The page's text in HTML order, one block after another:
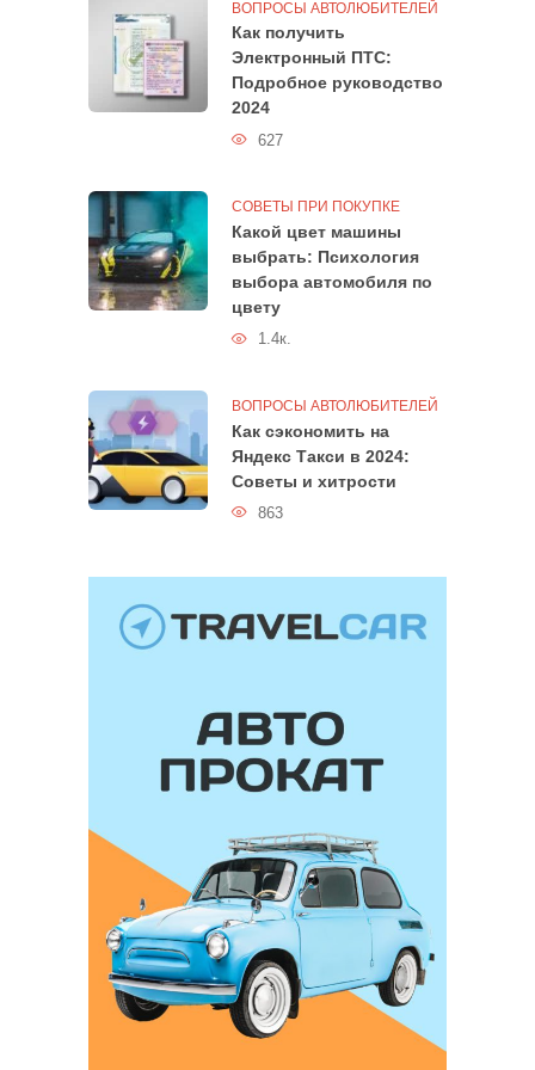
ВОПРОСЫ АВТОЛЮБИТЕЛЕЙ
Как получить
Электронный ПТС:
Подробное руководство
2024
627
СОВЕТЫ ПРИ ПОКУПКЕ
Какой цвет машины
выбрать: Психология
выбора автомобиля по
цвету
1.4к.
ВОПРОСЫ АВТОЛЮБИТЕЛЕЙ
Как сэкономить на
Яндекс Такси в 2024:
Советы и хитрости
863